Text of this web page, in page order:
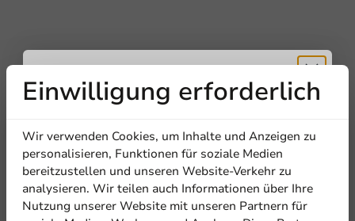
Be the first to write a review
Manipulationssicherer Becher Ø95mm - 280cc + Deckel.
490/490 Stk./Karton
Einwilligung erforderlich
Wir verwenden Cookies, um Inhalte und Anzeigen zu
personalisieren, Funktionen für soziale Medien
bereitzustellen und unseren Website-Verkehr zu
analysieren. Wir teilen auch Informationen über Ihre
Nutzung unserer Website mit unseren Partnern für
Erhalten Sie
5% Rabatt
Abonnieren Sie unseren